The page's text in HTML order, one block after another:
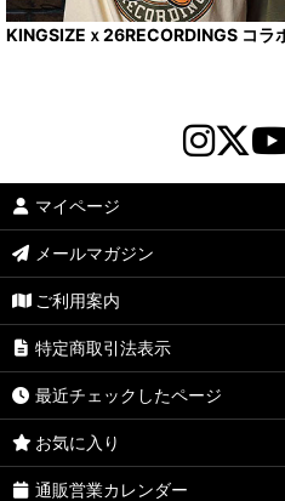
KINGSIZEｘ26RECORDINGS コラ
マイページ
メールマガジン
ご利用案内
特定商取引法表示
最近チェックしたページ
お気に入り
通販営業カレンダー